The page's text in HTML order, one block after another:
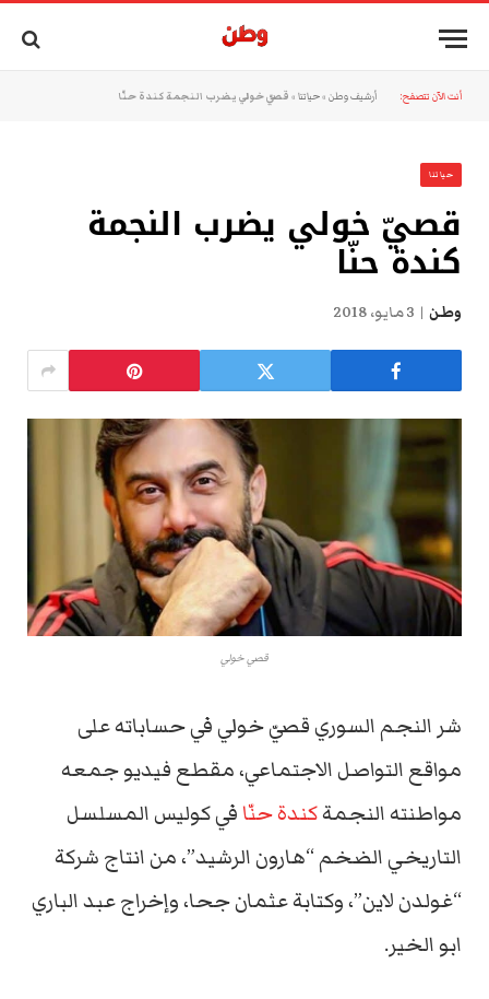
أنت الآن تتصفح: أرشيف وطن »حياتنا » قصيّ خولي يضرب النجمة كندة حنّا
حياتنا
قصيّ خولي يضرب النجمة
كندة حنّا
وطن 3 مايو، 2018
قصي خولي
شر النجم السوري قصيّ خولي في حساباته على
مواقع التواصل الاجتماعي، مقطع فيديو جمعه
مواطنته النجمةكندة حنّا في كوليس المسلسل
التاريخي الضخم “هارون الرشيد”، من انتاج شركة
“غولدن لاين”، وكتابة عثمان جحا، وإخراج عبد الباري
ابو الخير.